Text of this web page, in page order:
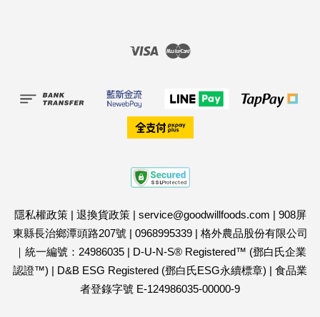
Visa
隱私權政策| 退換貨政策| service@goodwillfoods.com | 908屏
東縣長治鄉潭頭路207號 | 0968995339| 格外農品股份有限公司
｜統一編號：24986035| D-U-N-S® Registered™ (鄧白氏企業
認證™) | D&B ESG Registered (鄧白氏ESG永續標章) | 食品業
者登錄字號 E-124986035-00000-9